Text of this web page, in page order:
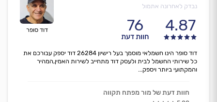
דוד סופר
נבדק לאחרונה אתמול
4.87
76
חוות דעת
דוד סופר הינו חשמלאי מוסמך בעל רישיון 26284 דוד יספק עבורכם את
כל שירותי החשמל לבית ולעסק דוד מתחייב לשירות האמין,המהיר
והמקתועי ביותר ויספק...
חוות דעת של מור מפתח תקווה